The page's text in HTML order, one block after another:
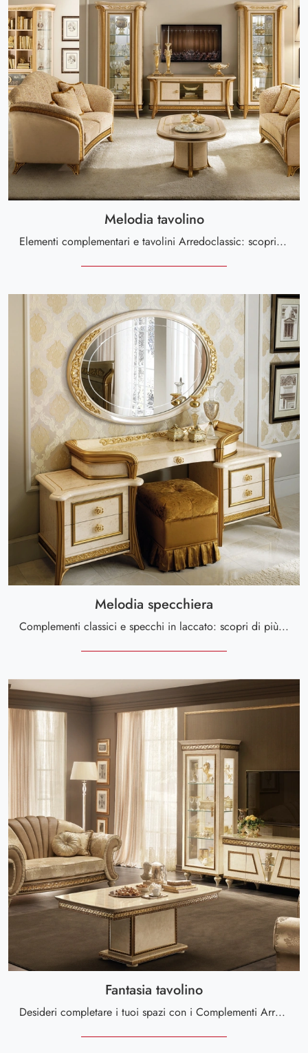
Melodia tavolino
Elementi complementari e tavolini Arredoclassic: scopri come completare i tuoi locali classici con il modello Melodia tavolino.
Melodia specchiera
Complementi classici e specchi in laccato: scopri di più sul modello Melodia specchiera di Arredoclassic e potrai valorizzare i tuoi interni.
Fantasia tavolino
Desideri completare i tuoi spazi con i Complementi Arredoclassic? Ecco qui molteplici modelli di tavolini in marmo come Fantasia tavolino.